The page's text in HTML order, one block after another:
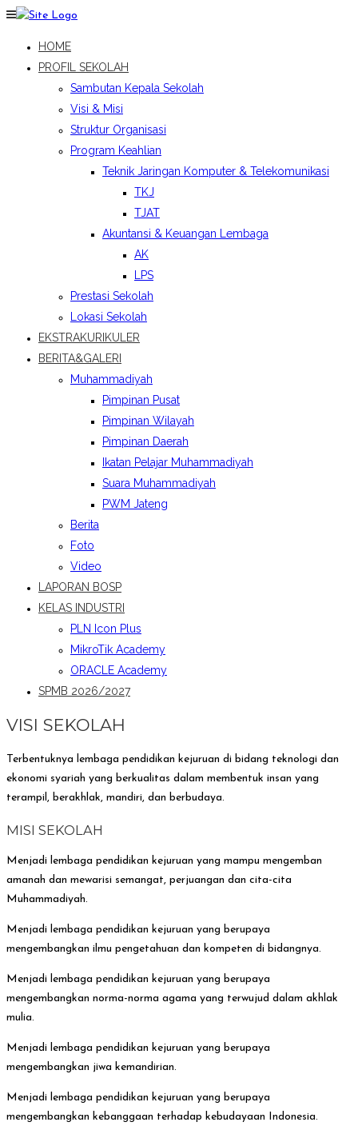
HOME
PROFIL SEKOLAH
Sambutan Kepala Sekolah
Visi & Misi
Struktur Organisasi
Program Keahlian
Teknik Jaringan Komputer & Telekomunikasi
TKJ
TJAT
Akuntansi & Keuangan Lembaga
AK
LPS
Prestasi Sekolah
Lokasi Sekolah
EKSTRAKURIKULER
BERITA&GALERI
Muhammadiyah
Pimpinan Pusat
Pimpinan Wilayah
Pimpinan Daerah
Ikatan Pelajar Muhammadiyah
Suara Muhammadiyah
PWM Jateng
Berita
Foto
Video
LAPORAN BOSP
KELAS INDUSTRI
PLN Icon Plus
MikroTik Academy
ORACLE Academy
SPMB 2026/2027
VISI SEKOLAH
Terbentuknya lembaga pendidikan kejuruan di bidang teknologi dan
ekonomi syariah yang berkualitas dalam membentuk insan yang
terampil, berakhlak, mandiri, dan berbudaya.
MISI SEKOLAH
Menjadi lembaga pendidikan kejuruan yang mampu mengemban
amanah dan mewarisi semangat, perjuangan dan cita-cita
Muhammadiyah.
Menjadi lembaga pendidikan kejuruan yang berupaya
mengembangkan ilmu pengetahuan dan kompeten di bidangnya.
Menjadi lembaga pendidikan kejuruan yang berupaya
mengembangkan norma-norma agama yang terwujud dalam akhlak
mulia.
Menjadi lembaga pendidikan kejuruan yang berupaya
mengembangkan jiwa kemandirian.
Menjadi lembaga pendidikan kejuruan yang berupaya
mengembangkan kebanggaan terhadap kebudayaan Indonesia.